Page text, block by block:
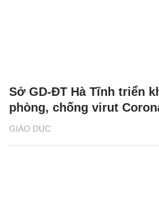
GIÁO DỤC
Sở GD-ĐT Hà Tĩnh triển
phòng, chống virut